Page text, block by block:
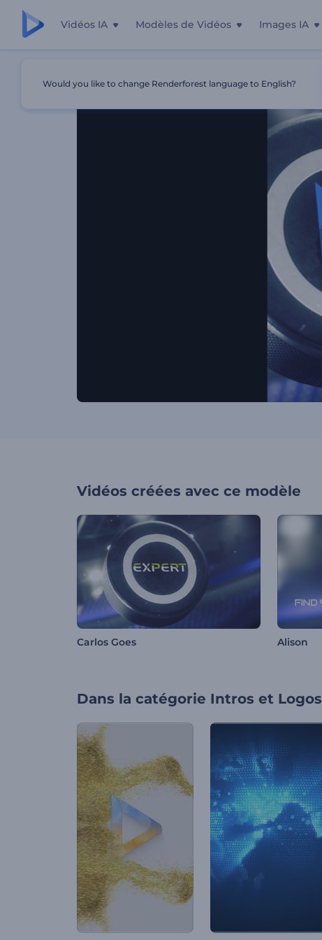
Vidéos IA Modèles de Vidéos Images IA
Vidéos créées avec ce modèle
Carlos Goes Alison
Dans la catégorie Intros et Logos
Would you like to change Renderforest language to English?